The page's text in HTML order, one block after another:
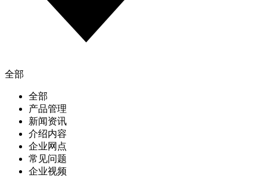
全部
全部
产品管理
新闻资讯
介绍内容
企业网点
常见问题
企业视频